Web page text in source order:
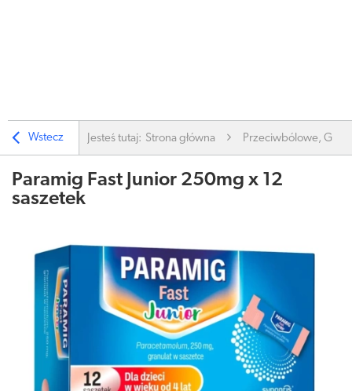
Wstecz Jesteś tutaj: Strona główna Przeciwbólowe,
Paramig Fast Junior 250mg x 12
saszetek